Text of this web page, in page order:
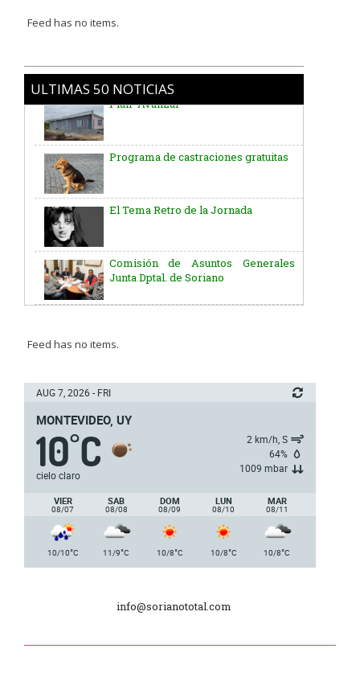
Feed has no items.
ULTIMAS 50 NOTICIAS
Aniversario del Natalicio del Gral.
Junta Dptal. de Soriano
5ª y 6ª fecha de los campeonatos
nacionales de AUVO
Plan de Regularización de Adeudos
2025
Dpto. de Higiene de la Intendencia.
Feed has no items.
AUG 7, 2026 - FRI
MONTEVIDEO, UY
10°C
cielo claro
2 km/h, S
64%
1009 mbar
VIER
08/07
SAB
08/08
DOM
08/09
LUN
08/10
MAR
08/11
10/10°C 11/9°C 10/8°C 10/8°C 10/8°C
info@sorianototal.com